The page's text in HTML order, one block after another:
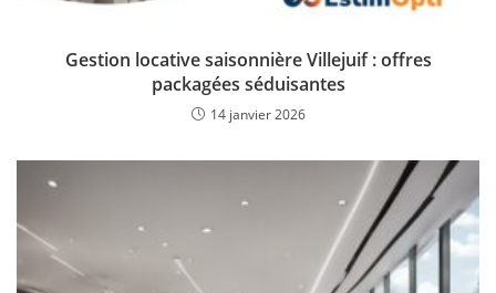
Gestion locative saisonnière Villejuif : offres
packagées séduisantes
14 janvier 2026